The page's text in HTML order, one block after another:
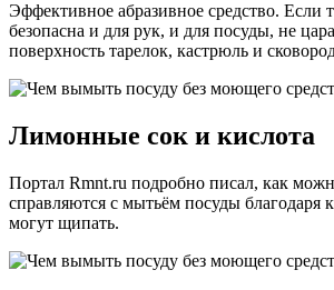
Эффективное абразивное средство.
безопасна и для рук, и для посуды, не
поверхность тарелок, кастрюль и
Лимонные сок и кислота
Портал Rmnt.ru подробно писал, как
справляются с мытьём посуды благодаря
могут щипать.